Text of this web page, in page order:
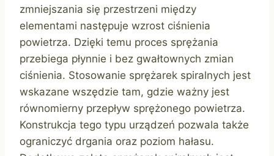
zmniejszania się przestrzeni między
elementami następuje wzrost ciśnienia
powietrza. Dzięki temu proces sprężania
przebiega płynnie i bez gwałtownych zmian
ciśnienia. Stosowanie sprężarek spiralnych jest
wskazane wszędzie tam, gdzie ważny jest
równomierny przepływ sprężonego powietrza.
Konstrukcja tego typu urządzeń pozwala także
ograniczyć drgania oraz poziom hałasu.